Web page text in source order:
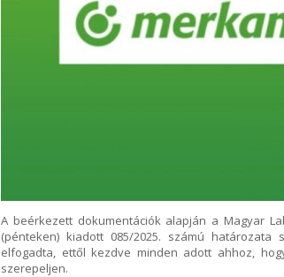
A beérkezett dokumentációk alapján a Magyar
(pénteken) kiadott 085/2025. számú határozata
elfogadta, ettől kezdve minden adott ahhoz,
szerepeljen.